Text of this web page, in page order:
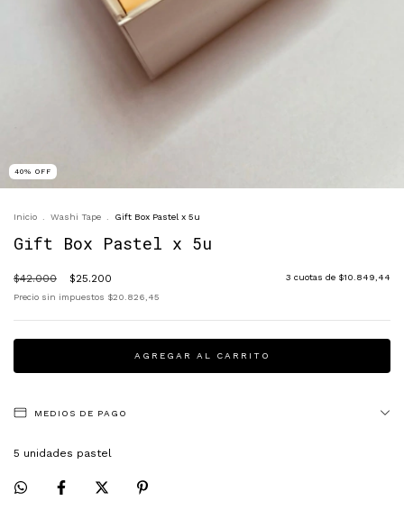
40% OFF
Inicio . Washi Tape . Gift Box Pastel x 5u
Gift Box Pastel x 5u
$42.000 $25.200 3 cuotas de $10.849,44
Precio sin impuestos $20.826,45
MEDIOS DE PAGO
5 unidades pastel